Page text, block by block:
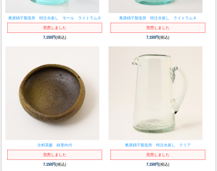
奥原硝子製造所 特注水差し モール ライトラムネ
完売しました
7,150円(税込)
奥原硝子製造所 特注水差し ライトラムネ
完売しました
7,150円(税込)
古村其飯 鉢形向付
完売しました
7,150円(税込)
奥原硝子製造所 特注水差し クリア
完売しました
7,150円(税込)